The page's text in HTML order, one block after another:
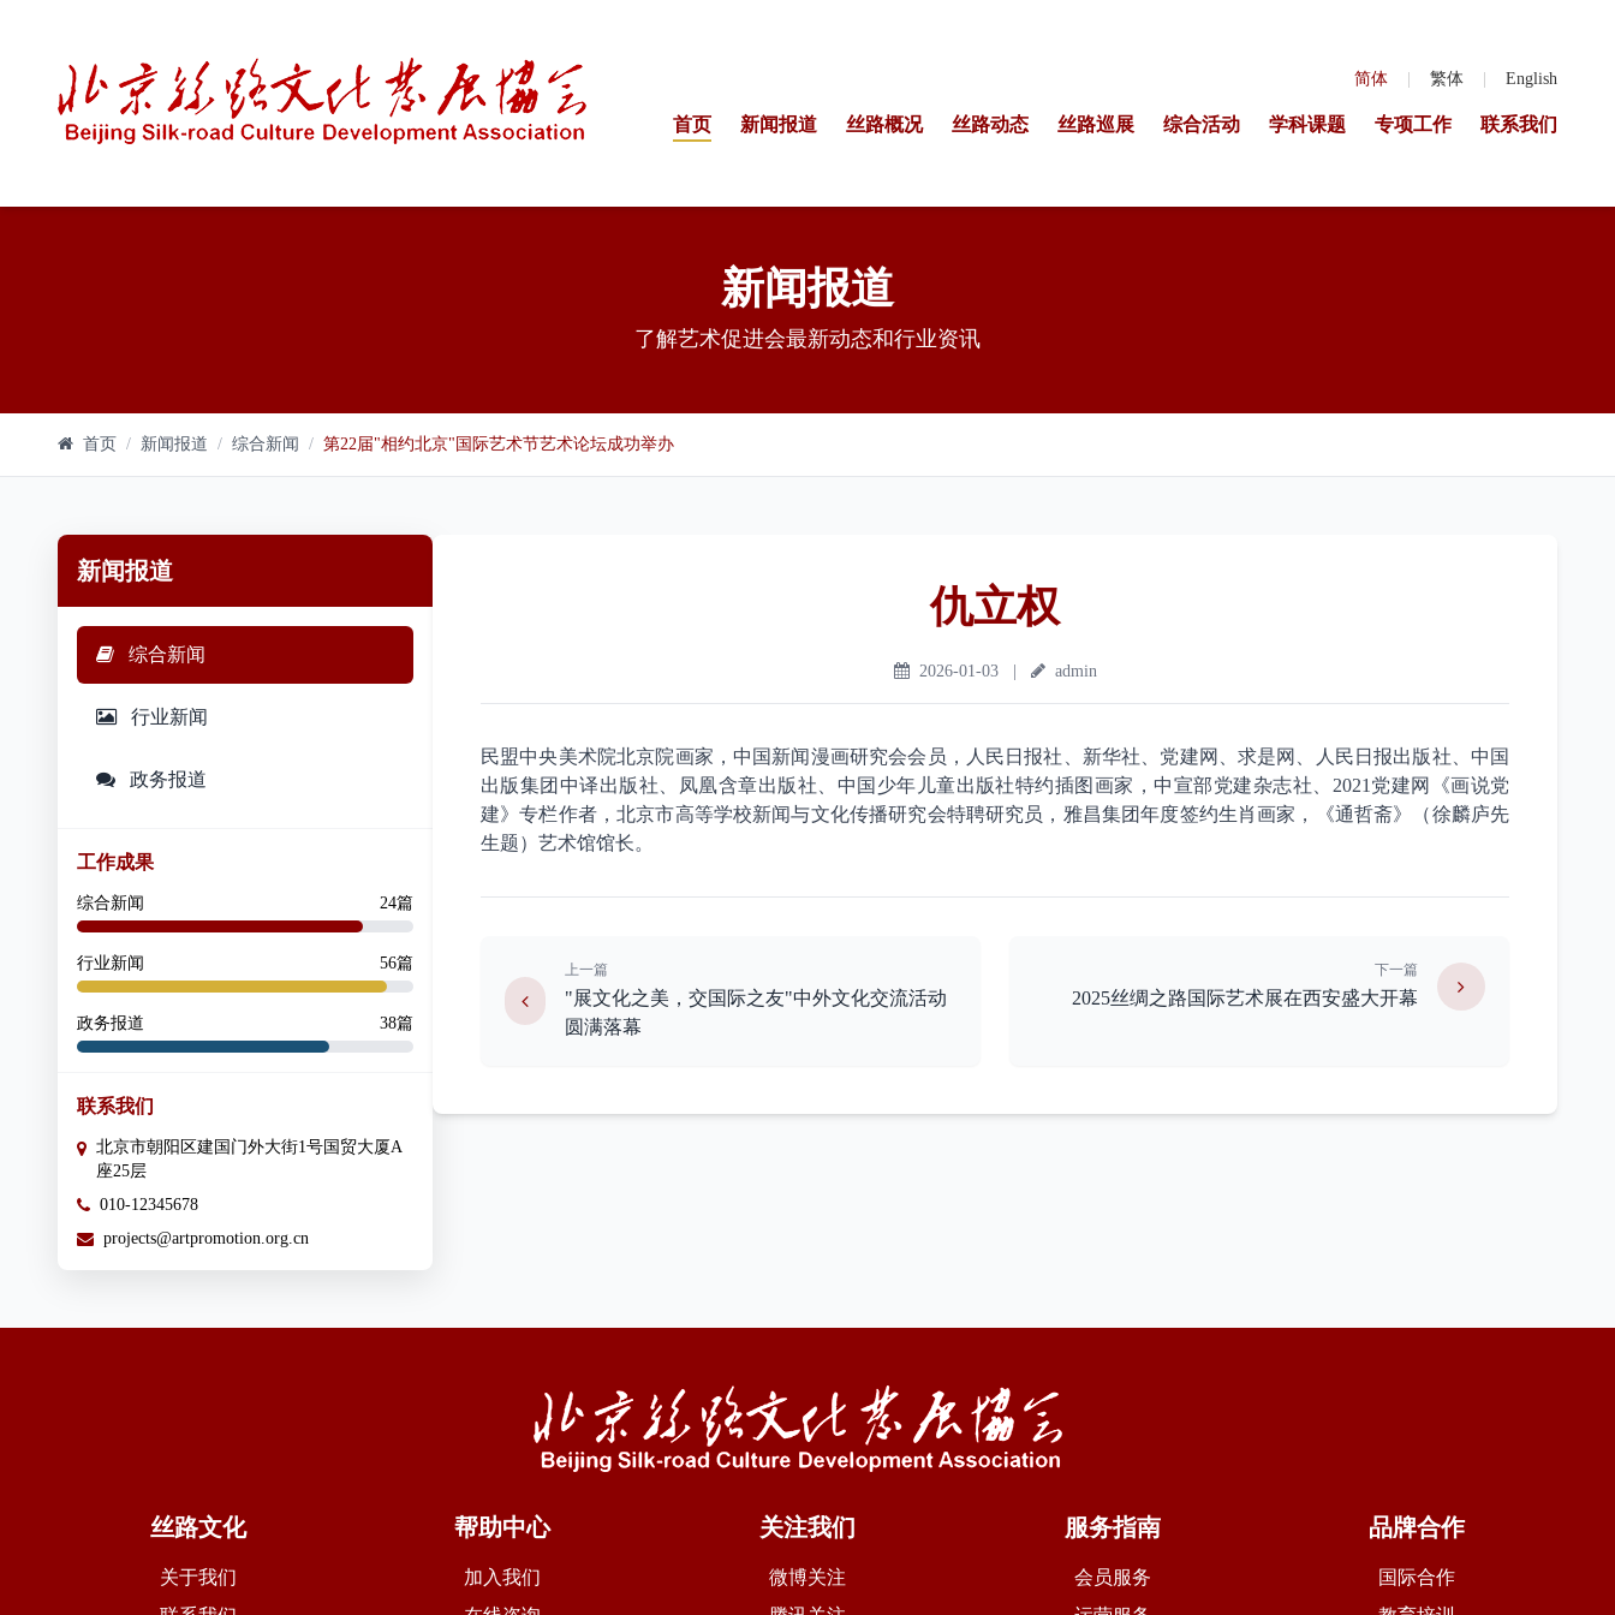
简体 繁体 English
首页 新闻报道 丝路概况 丝路动态 丝路巡展 综合活动 学科课题 专项工作 联系我们
新闻报道
了解艺术促进会最新动态和行业资讯
首页 / 新闻报道 / 综合新闻 / 第22届"相约北京"国际艺术节艺术论坛成功举办
新闻报道
综合新闻
行业新闻
政务报道
工作成果
综合新闻 24篇
行业新闻 56篇
政务报道 38篇
联系我们
北京市朝阳区建国门外大街1号国贸大厦A
座25层
010-12345678
projects@artpromotion.org.cn
仇立权
2026-01-03 admin
民盟中央美术院北京院画家，中国新闻漫画研究会会员，人民日报社、新华社、党建网、求是网、人民日报出版社、中国
出版集团中译出版社、凤凰含章出版社、中国少年儿童出版社特约插图画家，中宣部党建杂志社、2021党建网《画说党
建》专栏作者，北京市高等学校新闻与文化传播研究会特聘研究员，雅昌集团年度签约生肖画家，《通哲斋》（徐麟庐先
生题）艺术馆馆长。
上一篇
"展文化之美，交国际之友"中外文化交流活动
圆满落幕
下一篇
2025丝绸之路国际艺术展在西安盛大开幕
丝路文化
关于我们
帮助中心
加入我们
关注我们
微博关注
服务指南
会员服务
品牌合作
国际合作